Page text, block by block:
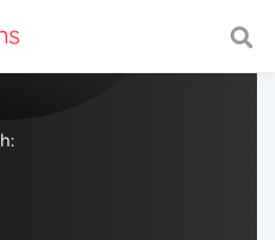
with a fast and